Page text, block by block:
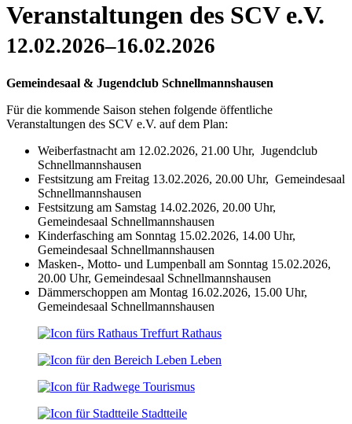
Veranstaltungen des SCV e.V.
12.02.2026–16.02.2026
Gemeindesaal & Jugendclub Schnellmannshausen
Für die kommende Saison stehen folgende öffentliche
Veranstaltungen des SCV e.V. auf dem Plan:
Weiberfastnacht am 12.02.2026, 21.00 Uhr, Jugendclub
Schnellmannshausen
Festsitzung am Freitag 13.02.2026, 20.00 Uhr, Gemeindesaal
Schnellmannshausen
Festsitzung am Samstag 14.02.2026, 20.00 Uhr,
Gemeindesaal Schnellmannshausen
Kinderfasching am Sonntag 15.02.2026, 14.00 Uhr,
Gemeindesaal Schnellmannshausen
Masken-, Motto- und Lumpenball am Sonntag 15.02.2026,
20.00 Uhr, Gemeindesaal Schnellmannshausen
Dämmerschoppen am Montag 16.02.2026, 15.00 Uhr,
Gemeindesaal Schnellmannshausen
Rathaus
Leben
Tourismus
Stadtteile